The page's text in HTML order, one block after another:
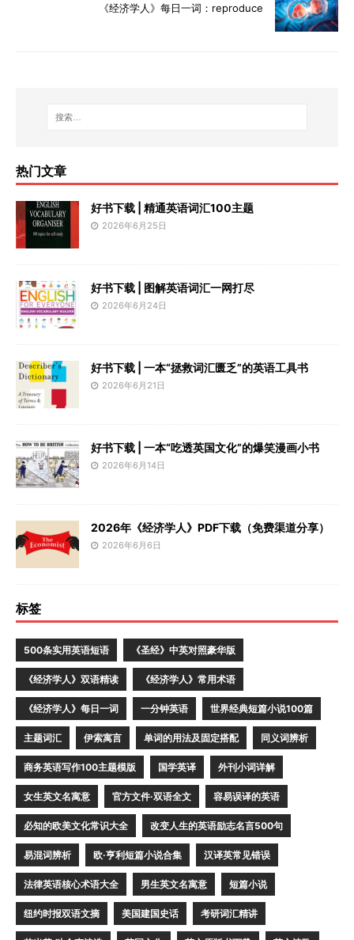
《经济学人》每日一词：reproduce
热门文章
好书下载 | 精通英语词汇100主题
2026年6月25日
好书下载 | 图解英语词汇一网打尽
2026年6月24日
好书下载 | 一本“拯救词汇匮乏”的英语工具书
2026年6月21日
好书下载 | 一本“吃透英国文化”的爆笑漫画小书
2026年6月14日
2026年《经济学人》PDF下载（免费渠道分享）
2026年6月6日
标签
500条实用英语短语 《圣经》中英对照豪华版
《经济学人》双语精读 《经济学人》常用术语
《经济学人》每日一词 一分钟英语 世界经典短篇小说100篇
主题词汇 伊索寓言 单词的用法及固定搭配 同义词辨析
商务英语写作100主题模版 国学英译 外刊小词详解
女生英文名寓意 官方文件·双语全文 容易误译的英语
必知的欧美文化常识大全 改变人生的英语励志名言500句
易混词辨析 欧·亨利短篇小说合集 汉译英常见错误
法律英语核心术语大全 男生英文名寓意 短篇小说
纽约时报双语文摘 美国建国史话 考研词汇精讲